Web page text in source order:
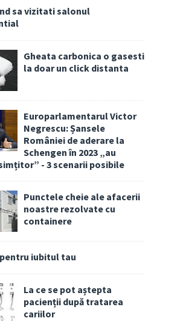
sa vizitati salonul
Gheata carbonica o gasesti
la doar un click distanta
Europarlamentarul Victor
Negrescu: Șansele
României de aderare la
Schengen în 2023 „au
- 3 scenarii posibile
Punctele cheie ale afacerii
noastre rezolvate cu
containere
iubitul tau
La ce se pot aștepta
pacienții după tratarea
cariilor